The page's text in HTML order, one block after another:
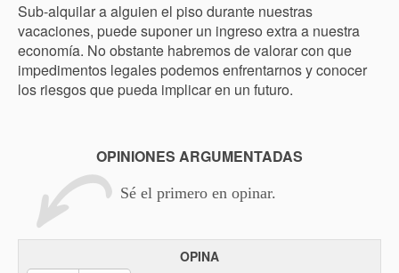
Sub-alquilar a alguien el piso durante nuestras
vacaciones, puede suponer un ingreso extra a nuestra
economía. No obstante habremos de valorar con que
impedimentos legales podemos enfrentarnos y conocer
los riesgos que pueda implicar en un futuro.
OPINIONES ARGUMENTADAS
Sé el primero en opinar.
OPINA